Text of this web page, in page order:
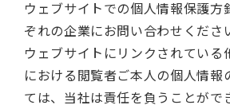
ウェブサイトでの個人情報保護方
ぞれの企業にお問い合わせくださ
ウェブサイトにリンクされている
における閲覧者ご本人の個人情報
ては、当社は責任を負うことがで